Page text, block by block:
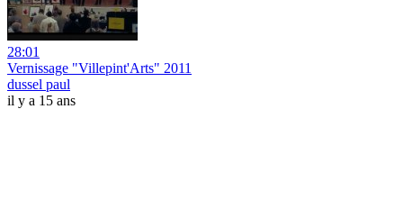
28:01
Vernissage "Villepint'Arts" 2011
dussel paul
il y a 15 ans